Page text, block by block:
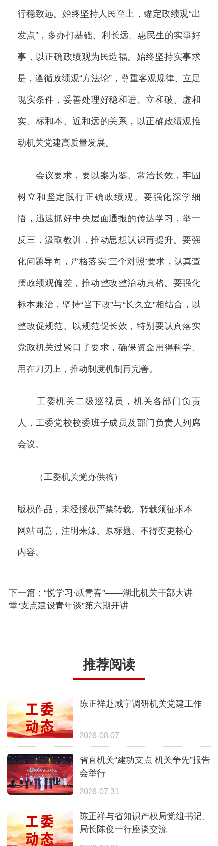
行稳致远。始终坚持人民至上，锚定政绩观“出
发点”，多办打基础、利长远、惠民生的实事好
事，以正确政绩观为民造福。始终坚持实事求
是，遵循政绩观“方法论”，尊重客观规律、立足
现实条件，妥善处理好稳和进、立和破、虚和
实、标和本、近和远的关系，以正确政绩观推
动机关党建高质量发展。
会议要求，要以案为鉴、常治长效，牢固
树立和坚定践行正确政绩观。要强化深学细
悟，迅速抓好中央层面通报的传达学习，举一
反三，汲取教训，推动思想认识再提升。要强
化问题导向，严格落实“三个对照”要求，认真查
摆政绩观偏差，推动整改整治动真格。要强化
标本兼治，坚持“当下改”与“长久立”相结合，以
整改促规范、以规范促长效，特别要认真落实
党政机关过紧日子要求，确保资金用得科学、
用在刀刃上，推动制度机制再完善。
工委机关二级巡视员，机关各部门负责
人，工委党校校委班子成员及部门负责人列席
会议。
（工委机关党办供稿）
版权作品，未经授权严禁转载。转载须征求本
网站同意，注明来源、原标题、不得变更核心
内容。
下一篇：“悦学习·跃青春”——湖北机关干部大讲
堂“支点建设青年谈”第六期开讲
推荐阅读
陈正祥赴咸宁调研机关党建工作
2026-08-07
省直机关“建功支点 机关争先”报告
会举行
2026-07-31
陈正祥与省知识产权局党组书记、
局长陈俊一行座谈交流